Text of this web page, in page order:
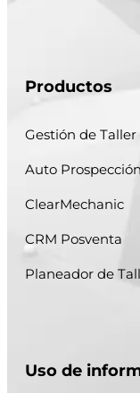
Productos
Gestión de Taller
Auto Prospección
ClearMechanic
CRM Posventa
Planeador de
Uso de